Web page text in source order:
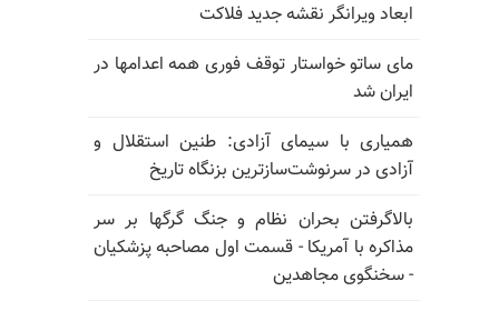
ابعاد ویرانگر نقشه جدید فلاکت
مای ساتو خواستار توقف فوری همه اعدامها در
ایران شد
همیاری با سیمای آزادی: طنین استقلال و
آزادی در سرنوشت‌سازترین بزنگاه تاریخ
بالا‌گرفتن بحران نظام و جنگ گرگها بر سر
مذاکره با آمریکا - قسمت اول مصاحبه پزشکیان
- سخنگوی مجاهدین